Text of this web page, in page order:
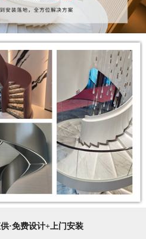
·免费设计+上门安装